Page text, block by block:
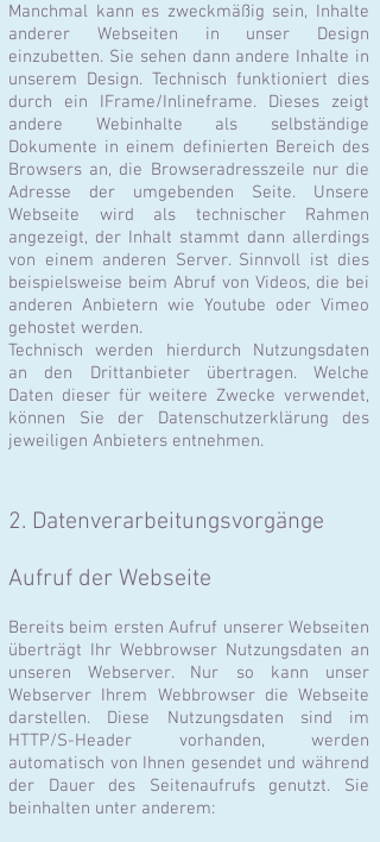
Manchmal kann es zweckmäßig sein, Inhalte
anderer Webseiten in unser Design
einzubetten. Sie sehen dann andere Inhalte in
unserem Design. Technisch funktioniert dies
durch ein IFrame/Inlineframe. Dieses zeigt
andere Webinhalte als selbständige
Dokumente in einem definierten Bereich des
Browsers an, die Browseradresszeile nur die
Adresse der umgebenden Seite. Unsere
Webseite wird als technischer Rahmen
angezeigt, der Inhalt stammt dann allerdings
von einem anderen Server. Sinnvoll ist dies
beispielsweise beim Abruf von Videos, die bei
anderen Anbietern wie Youtube oder Vimeo
gehostet werden.
Technisch werden hierdurch Nutzungsdaten
an den Drittanbieter übertragen. Welche
Daten dieser für weitere Zwecke verwendet,
können Sie der Datenschutzerklärung des
jeweiligen Anbieters entnehmen.
2. Datenverarbeitungsvorgänge
Aufruf der Webseite
Bereits beim ersten Aufruf unserer Webseiten
überträgt Ihr Webbrowser Nutzungsdaten an
unseren Webserver. Nur so kann unser
Webserver Ihrem Webbrowser die Webseite
darstellen. Diese Nutzungsdaten sind im
HTTP/S-Header vorhanden, werden
automatisch von Ihnen gesendet und während
der Dauer des Seitenaufrufs genutzt. Sie
beinhalten unter anderem: